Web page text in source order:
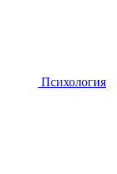
Психология